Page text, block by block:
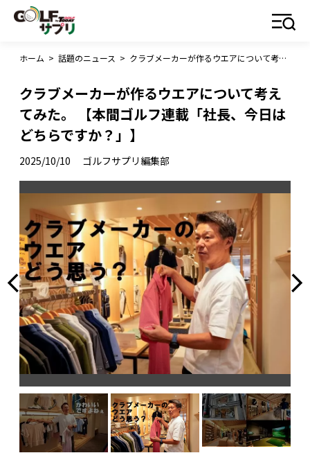
ホーム > 話題のニュース > クラブメーカーが作るウエアについて考えてみた。 【本間ゴルフ連載「社長、今日はどちらですか？」】
クラブメーカーが作るウエアについて考え
てみた。 【本間ゴルフ連載「社長、今日は
どちらですか？」】
2025/10/10 ゴルフサプリ編集部